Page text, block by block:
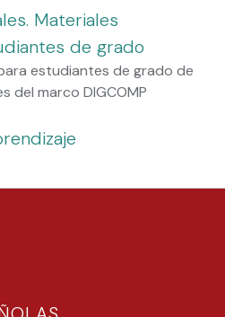
Materiales
de grado
estudiantes de grado de
del marco DIGCOMP